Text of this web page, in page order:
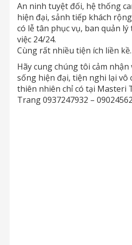
An ninh tuyệt đối, hệ thống
hiện đại, sảnh tiếp khách
có lễ tân phục vụ, ban quản
việc 24/24.
Cùng rất nhiều tiện ích liền kề.
Hãy cung chúng tôi cảm
sống hiện đại, tiện nghi lại vô
thiên nhiên chỉ có tại Masteri
Trang 0937247932 –